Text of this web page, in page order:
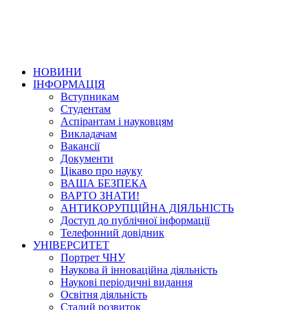
НОВИНИ
ІНФОРМАЦІЯ
Вступникам
Студентам
Аспірантам і науковцям
Викладачам
Вакансії
Документи
Цікаво про науку
ВАША БЕЗПЕКА
ВАРТО ЗНАТИ!
АНТИКОРУПЦІЙНА ДІЯЛЬНІСТЬ
Доступ до публічної інформації
Телефонний довідник
УНІВЕРСИТЕТ
Портрет ЧНУ
Наукова й інноваційна діяльність
Наукові періодичні видання
Освітня діяльність
Сталий розвиток